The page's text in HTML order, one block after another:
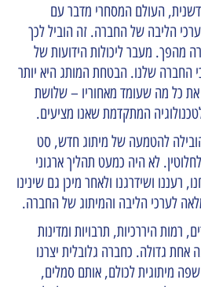
העולם המסחרי מדבר עם
הליבה של החברה. זה הוביל לכך
מהפך. מעבר ליכולות הידועות של
החברה שלנו. הבטחת המותג היא יותר
כל מה שעומד מאחוריו – שלושת
המתקדמת שאנו מציעים.
להטמעה של מיתוג חדש, סט
לא היה כמעט תהליך ארגוני
ושידרגנו ולאחר מיכן גם שינינו
לערכי הליבה והמיתוג של החברה.
רמות היררכיות, תרבויות ומדינות
אחת גדולה. כחברה גלובלית יצרנו
מיתוגית לכולם, אותם סמלים,